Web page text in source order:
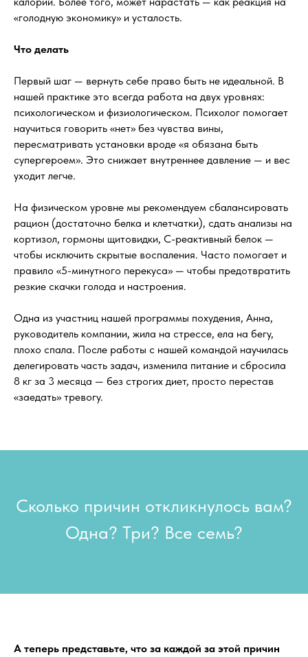
«голодную экономику» и усталость.
Что делать
Первый шаг — вернуть себе право быть не идеальной. В
нашей практике это всегда работа на двух уровнях:
психологическом и физиологическом. Психолог помогает
научиться говорить «нет» без чувства вины,
пересматривать установки вроде «я обязана быть
супергероем». Это снижает внутреннее давление — и вес
уходит легче.
На физическом уровне мы рекомендуем сбалансировать
рацион (достаточно белка и клетчатки), сдать анализы на
кортизол, гормоны щитовидки, С-реактивный белок —
чтобы исключить скрытые воспаления. Часто помогает и
правило «5-минутного перекуса» — чтобы предотвратить
резкие скачки голода и настроения.
Одна из участниц нашей программы похудения, Анна,
руководитель компании, жила на стрессе, ела на бегу,
плохо спала. После работы с нашей командой научилась
делегировать часть задач, изменила питание и сбросила
8 кг за 3 месяца — без строгих диет, просто перестав
«заедать» тревогу.
Сколько причин откликнулось вам?
Одна? Три? Все семь?
А теперь представьте, что за каждой за этой причин